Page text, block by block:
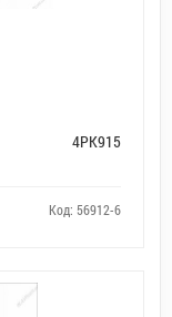
4PK915
Код: 56912-6